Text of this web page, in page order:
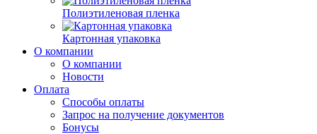
Полиэтиленовая пленка
Картонная упаковка
О компании
О компании
Новости
Оплата
Способы оплаты
Запрос на получение документов
Бонусы